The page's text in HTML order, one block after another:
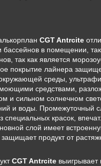
CGT Antrcite
бассейнов в помещении,
так как является
покрытие лайнера
среды,
средствами,
и сильном солнечном
и воды. Промежуточный
специальных красок,
слой имеет
защищает продукт от
CGT Antrcite выигрывает